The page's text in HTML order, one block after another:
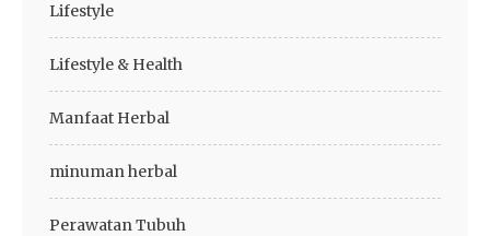
Lifestyle
Lifestyle & Health
Manfaat Herbal
minuman herbal
Perawatan Tubuh